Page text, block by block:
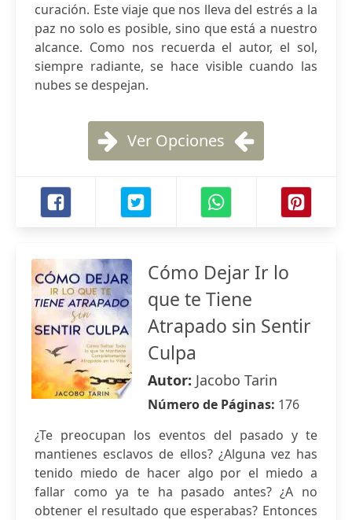
curación. Este viaje que nos lleva del estrés a la
paz no solo es posible, sino que está a nuestro
alcance. Como nos recuerda el autor, el sol,
siempre radiante, se hace visible cuando las
nubes se despejan.
Ver Opciones
Cómo Dejar Ir lo
que te Tiene
Atrapado sin Sentir
Culpa
Autor: Jacobo Tarin
Número de Páginas: 176
¿Te preocupan los eventos del pasado y te
mantienes esclavos de ellos? ¿Alguna vez has
tenido miedo de hacer algo por el miedo a
fallar como ya te ha pasado antes? ¿A no
obtener el resultado que esperabas? Entonces